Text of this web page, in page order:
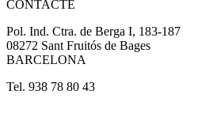
CONTACTE
Pol. Ind. Ctra. de Berga I, 183-187
08272 Sant Fruitós de Bages
BARCELONA
Tel. 938 78 80 43